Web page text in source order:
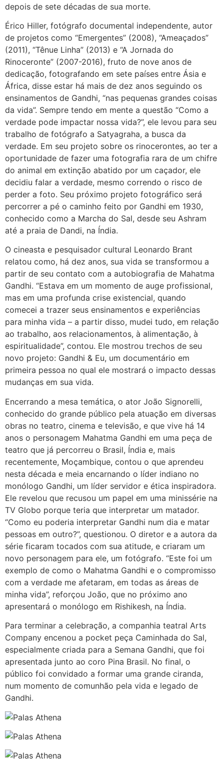
depois de sete décadas de sua morte.
Érico Hiller, fotógrafo documental independente, autor
de projetos como “Emergentes” (2008), “Ameaçados”
(2011), “Tênue Linha” (2013) e “A Jornada do
Rinoceronte” (2007-2016), fruto de nove anos de
dedicação, fotografando em sete países entre Ásia e
África, disse estar há mais de dez anos seguindo os
ensinamentos de Gandhi, “nas pequenas grandes coisas
da vida”. Sempre tendo em mente a questão “Como a
verdade pode impactar nossa vida?”, ele levou para seu
trabalho de fotógrafo a Satyagraha, a busca da
verdade. Em seu projeto sobre os rinocerontes, ao ter a
oportunidade de fazer uma fotografia rara de um chifre
do animal em extinção abatido por um caçador, ele
decidiu falar a verdade, mesmo correndo o risco de
perder a foto. Seu próximo projeto fotográfico será
percorrer a pé o caminho feito por Gandhi em 1930,
conhecido como a Marcha do Sal, desde seu Ashram
até a praia de Dandi, na Índia.
O cineasta e pesquisador cultural Leonardo Brant
relatou como, há dez anos, sua vida se transformou a
partir de seu contato com a autobiografia de Mahatma
Gandhi. “Estava em um momento de auge profissional,
mas em uma profunda crise existencial, quando
comecei a trazer seus ensinamentos e experiências
para minha vida – a partir disso, mudei tudo, em relação
ao trabalho, aos relacionamentos, à alimentação, à
espiritualidade”, contou. Ele mostrou trechos de seu
novo projeto: Gandhi & Eu, um documentário em
primeira pessoa no qual ele mostrará o impacto dessas
mudanças em sua vida.
Encerrando a mesa temática, o ator João Signorelli,
conhecido do grande público pela atuação em diversas
obras no teatro, cinema e televisão, e que vive há 14
anos o personagem Mahatma Gandhi em uma peça de
teatro que já percorreu o Brasil, Índia e, mais
recentemente, Moçambique, contou o que aprendeu
nesta década e meia encarnando o líder indiano no
monólogo Gandhi, um líder servidor e ética inspiradora.
Ele revelou que recusou um papel em uma minissérie na
TV Globo porque teria que interpretar um matador.
“Como eu poderia interpretar Gandhi num dia e matar
pessoas em outro?”, questionou. O diretor e a autora da
série ficaram tocados com sua atitude, e criaram um
novo personagem para ele, um fotógrafo. “Este foi um
exemplo de como o Mahatma Gandhi e o compromisso
com a verdade me afetaram, em todas as áreas de
minha vida”, reforçou João, que no próximo ano
apresentará o monólogo em Rishikesh, na Índia.
Para terminar a celebração, a companhia teatral Arts
Company encenou a pocket peça Caminhada do Sal,
especialmente criada para a Semana Gandhi, que foi
apresentada junto ao coro Pina Brasil. No final, o
público foi convidado a formar uma grande ciranda,
num momento de comunhão pela vida e legado de
Gandhi.